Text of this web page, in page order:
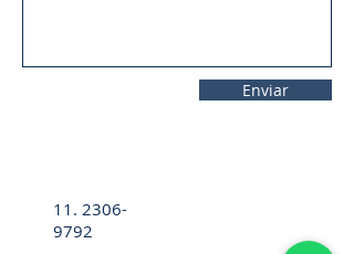
Enviar
11. 2306-
9792